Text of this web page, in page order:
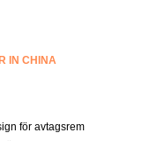
IN CHINA
för avtagsrem